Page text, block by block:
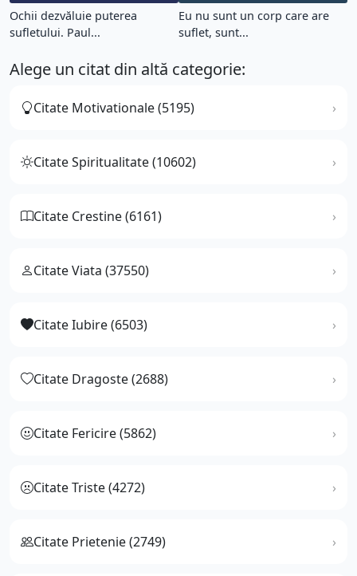
Ochii dezvăluie puterea
sufletului. Paul...
Eu nu sunt un corp care are
suflet, sunt...
Alege un citat din altă categorie:
Citate Motivationale (5195)
Citate Spiritualitate (10602)
Citate Crestine (6161)
Citate Viata (37550)
Citate Iubire (6503)
Citate Dragoste (2688)
Citate Fericire (5862)
Citate Triste (4272)
Citate Prietenie (2749)